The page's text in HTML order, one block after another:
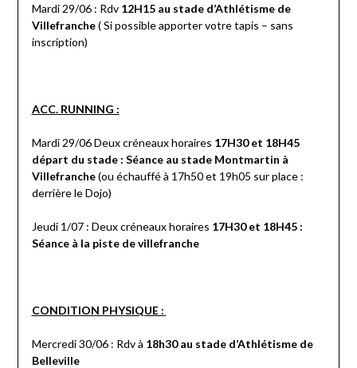
Mardi 29/06 : Rdv 12H15 au stade d’Athlétisme de
Villefranche( Si possible apporter votre tapis – sans
inscription)
ACC. RUNNING :
Mardi 29/06 Deux créneaux horaires 17H30 et 18H45
départ du stade : Séance au stade Montmartin à
Villefranche(ou échauffé à 17h50 et 19h05 sur place :
derrière le Dojo)
Jeudi 1/07 : Deux créneaux horaires 17H30 et 18H45 :
Séance à la piste de villefranche
CONDITION PHYSIQUE :
Mercredi 30/06 : Rdv à 18h30 au stade d’Athlétisme de
Belleville